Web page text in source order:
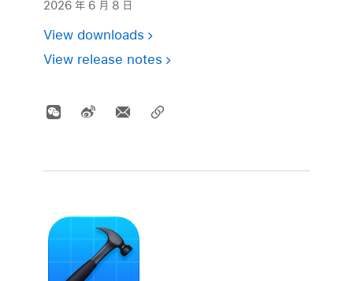
2026 年 6 月 8 日
View downloads
View release notes